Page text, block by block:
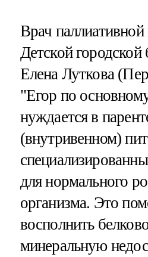
Врач
Детской
Елена Луткова
"Егор по
нуждается в
(внутривенном)
для нормального
организма. Это
восполнить
минеральную